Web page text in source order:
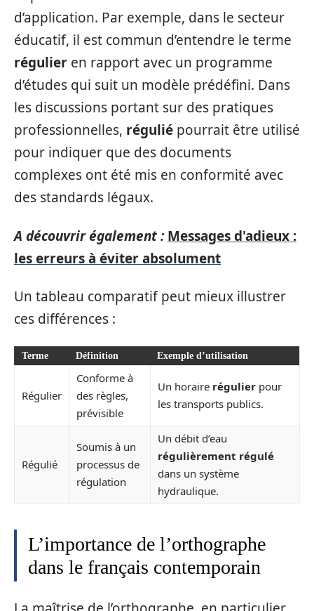
d’application. Par exemple, dans le secteur
éducatif, il est commun d’entendre le terme
régulier en rapport avec un programme
d’études qui suit un modèle prédéfini. Dans
les discussions portant sur des pratiques
professionnelles, régulié pourrait être utilisé
pour indiquer que des documents
complexes ont été mis en conformité avec
des standards légaux.
A découvrir également : Messages d'adieux :
les erreurs à éviter absolument
Un tableau comparatif peut mieux illustrer
ces différences :
Terme Définition Exemple d’utilisation
Régulier
Conforme à
des règles,
prévisible
Un horaire régulier pour
les transports publics.
Régulié
Soumis à un
processus de
régulation
Un débit d’eau
régulièrement régulé
dans un système
hydraulique.
L’importance de l’orthographe
dans le français contemporain